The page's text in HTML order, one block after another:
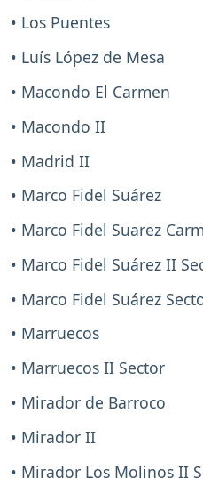
• Los Puentes
• Luís López de Mesa
• Macondo El Carmen
• Macondo II
• Madrid II
• Marco Fidel Suárez
• Marco Fidel Suarez
• Marco Fidel Suárez II
• Marco Fidel Suárez
• Marruecos
• Marruecos II Sector
• Mirador de Barroco
• Mirador II
• Mirador Los Molinos II